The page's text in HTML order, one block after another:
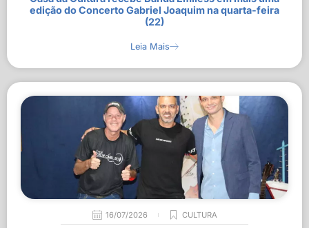
edição do Concerto Gabriel Joaquim na quarta-feira
(22)
Leia Mais
16/07/2026 CULTURA